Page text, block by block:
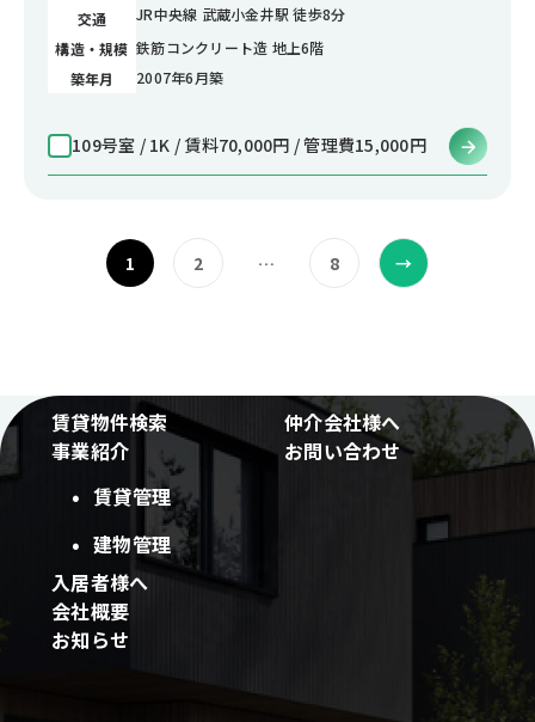
交通
JR中央線 武蔵小金井駅 徒歩8分
構造・規模 鉄筋コンクリート造 地上6階
築年月
2007年6月築
109号室 / 1K / 賃料70,000円 / 管理費15,000円
1 2 … 8 →
賃貸物件検索
事業紹介
賃貸管理
建物管理
入居者様へ
会社概要
お知らせ
仲介会社様へ
お問い合わせ